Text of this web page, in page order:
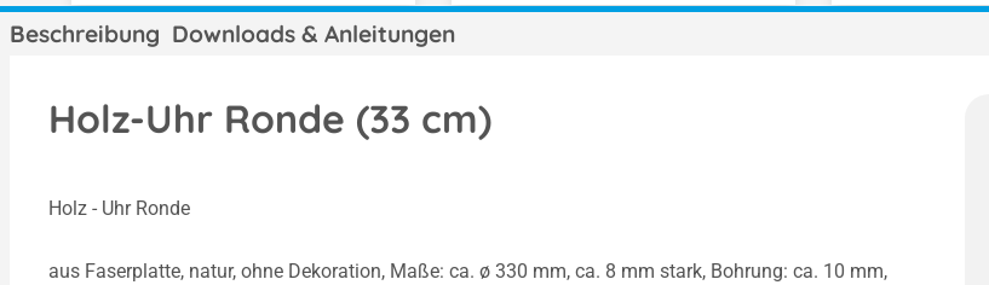
Beschreibung Downloads & Anleitungen
Holz-Uhr Ronde (33 cm)
Holz - Uhr Ronde
aus Faserplatte, natur, ohne Dekoration, Maße: ca. ø 330 mm, ca. 8 mm stark, Bohrung: ca. 10 mm,